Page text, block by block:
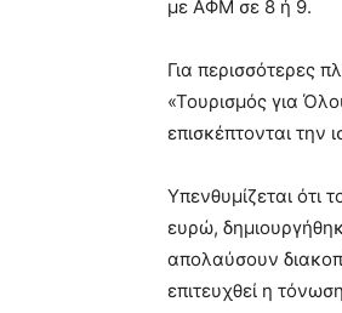
με ΑΦΜ σε 8 ή 9.
Για περισσότερες
«Τουρισμός για
επισκέπτονται την
Υπενθυμίζεται
ευρώ,
απολαύσουν
επιτευχθεί η